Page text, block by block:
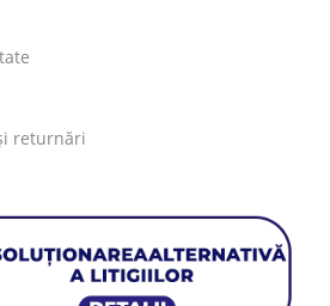
returnări